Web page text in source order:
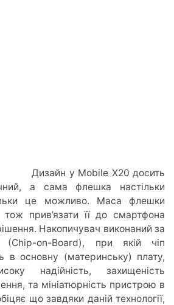
Дизайн у Mobile X20 досить
а сама флешка настільки
це можливо. Маса флешки
прив’язати її до смартфона
Накопичувач виконаний за
(Chip-on-Board), при якій чіп
в основну (материнську) плату,
надійність, захищеність
та мініатюрність пристрою в
що завдяки даній технології,